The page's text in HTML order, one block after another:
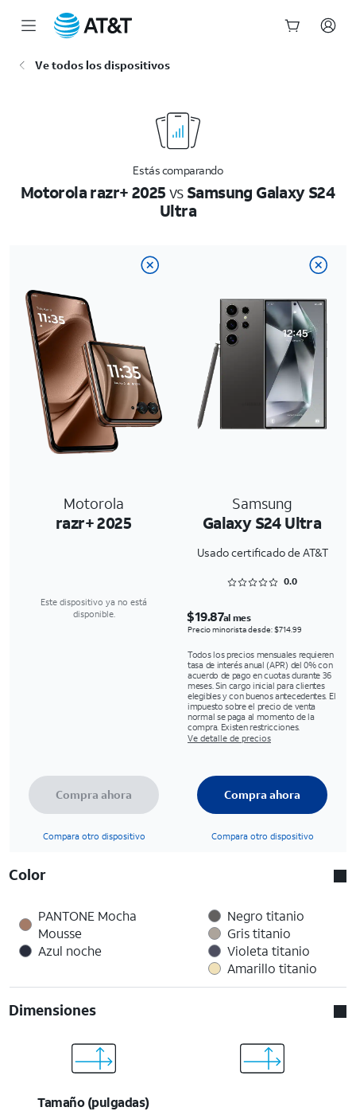
Ve todos los dispositivos
Estás comparando
Motorola razr+ 2025vsSamsung Galaxy S24
Ultra
Motorola
razr+ 2025
Samsung
Galaxy S24 Ultra
Usado certificado de AT&T
Rated 0 out of 5
0.0
Este dispositivo ya no está
disponible.
$19.87al mes
Precio minorista desde: $714.99
Todos los precios mensuales requieren
tasa de interés anual (APR) del 0% con
acuerdo de pago en cuotas durante 36
meses. Sin cargo inicial para clientes
elegibles y con buenos antecedentes. El
impuesto sobre el precio de venta
normal se paga al momento de la
compra. Existen restricciones.
Ve detalle de precios
Compra ahora
Compara otro dispositivo
Compra ahora
Compara otro dispositivo
Color
PANTONE Mocha
Mousse
Azul noche
Negro titanio
Gris titanio
Violeta titanio
Amarillo titanio
Dimensiones
Tamaño (pulgadas)